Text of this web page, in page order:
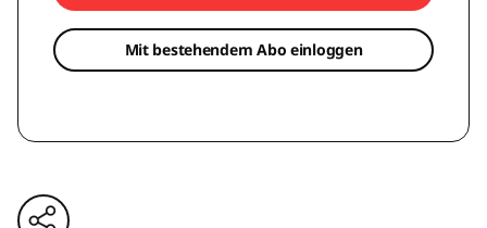
Mit bestehendem Abo einloggen